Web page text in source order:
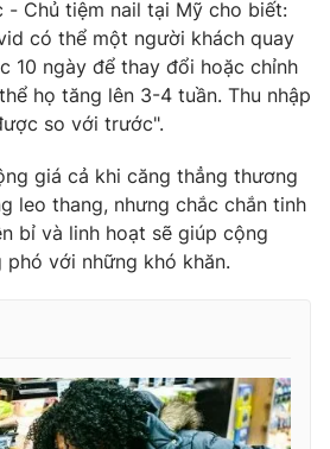
hình Việt Nam
VTV
Thủy
931 - 024.38 355 932
- Chủ tiệm nail tại Mỹ cho biết:
có thể một người khách quay
10 ngày để thay đổi hoặc chỉnh
họ tăng lên 3-4 tuần. Thu nhập
so với trước".
giá cả khi căng thẳng thương
leo thang, nhưng chắc chắn tinh
bỉ và linh hoạt sẽ giúp cộng
với những khó khăn.